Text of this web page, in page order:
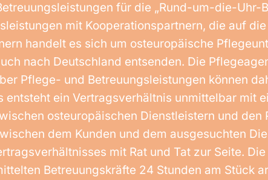
für die „Rund-um-die-Uhr-
mit Kooperationspartnern, die auf
handelt es sich um osteuropäische
nach Deutschland entsenden. Die
Pflege- und Betreuungsleistungen können
ein Vertragsverhältnis unmittelbar mit
osteuropäischen Dienstleistern und den
dem Kunden und dem ausgesuchten
mit Rat und Tat zur Seite.
Betreuungskräfte 24 Stunden am Stück